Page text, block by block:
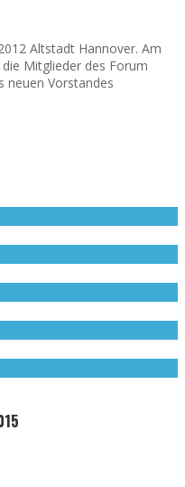
Altstadt Hannover. Am
Mitglieder des Forum
neuen Vorstandes